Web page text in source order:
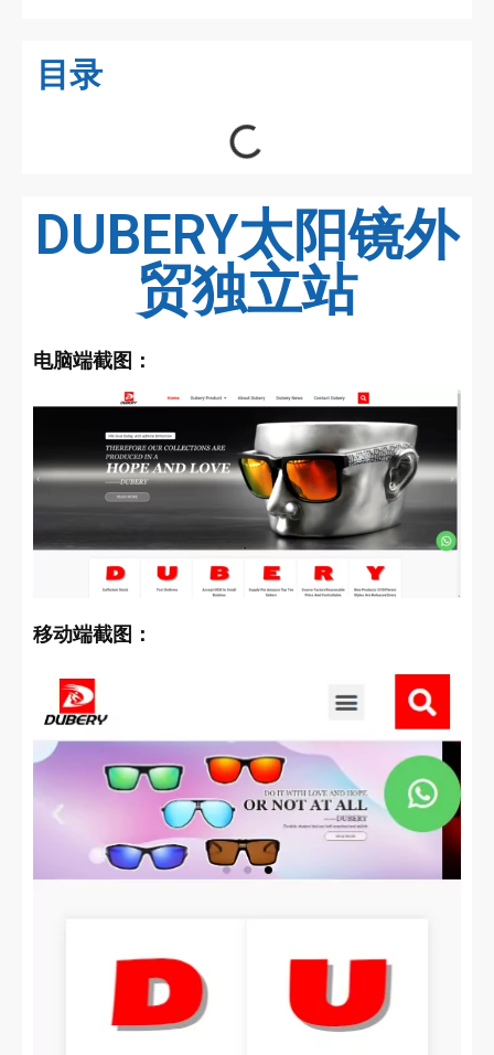
目录
DUBERY太阳镜外
贸独立站
电脑端截图：
移动端截图：